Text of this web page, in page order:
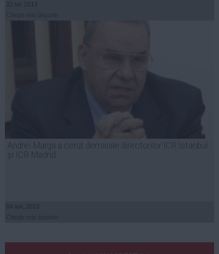
22 iul, 2013
Andrei Marga a cerut demisiile directorilor ICR Istanbul
și ICR Madrid
04 iun, 2013